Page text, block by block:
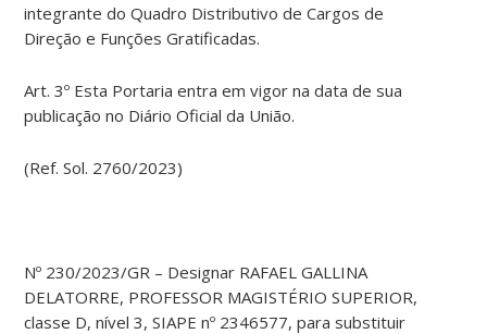
integrante do Quadro Distributivo de Cargos de
Direção e Funções Gratificadas.
Art. 3º Esta Portaria entra em vigor na data de sua
publicação no Diário Oficial da União.
(Ref. Sol. 2760/2023)
Nº 230/2023/GR – Designar RAFAEL GALLINA
DELATORRE, PROFESSOR MAGISTÉRIO SUPERIOR,
classe D, nível 3, SIAPE nº 2346577, para substituir